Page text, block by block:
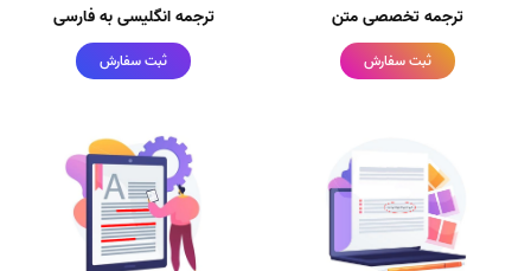
ترجمه تخصصی متن
ثبت سفارش
ترجمه انگلیسی به فارسی
ثبت سفارش